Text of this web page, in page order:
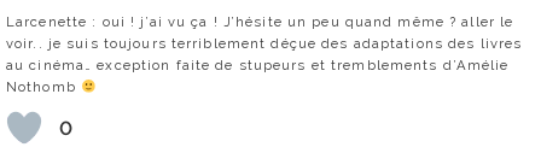
Larcenette : oui ! j’ai vu ça ! J’hésite un peu quand même ? aller le
voir.. je suis toujours terriblement déçue des adaptations des livres
au cinéma… exception faite de stupeurs et tremblements d’Amélie
Nothomb
0